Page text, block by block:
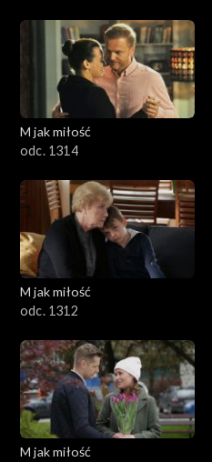
M jak miłość
odc. 1314
M jak miłość
odc. 1312
M jak miłość